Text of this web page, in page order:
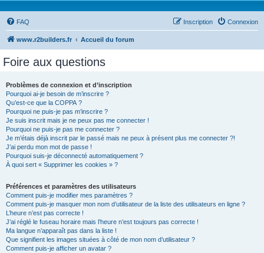
FAQ Connexion
Inscription
www.r2builders.fr Accueil du forum
Foire aux questions
Problèmes de connexion et d’inscription
Pourquoi ai-je besoin de m’inscrire ?
Qu’est-ce que la COPPA ?
Pourquoi ne puis-je pas m’inscrire ?
Je suis inscrit mais je ne peux pas me connecter !
Pourquoi ne puis-je pas me connecter ?
Je m’étais déjà inscrit par le passé mais ne peux à présent plus me connecter ?!
J’ai perdu mon mot de passe !
Pourquoi suis-je déconnecté automatiquement ?
À quoi sert « Supprimer les cookies » ?
Préférences et paramètres des utilisateurs
Comment puis-je modifier mes paramètres ?
Comment puis-je masquer mon nom d’utilisateur de la liste des utilisateurs en ligne ?
L’heure n’est pas correcte !
J’ai réglé le fuseau horaire mais l’heure n’est toujours pas correcte !
Ma langue n’apparaît pas dans la liste !
Que signifient les images situées à côté de mon nom d’utilisateur ?
Comment puis-je afficher un avatar ?